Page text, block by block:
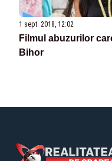
1 sept. 2018, 12:02
Filmul abuzurilor
Bihor